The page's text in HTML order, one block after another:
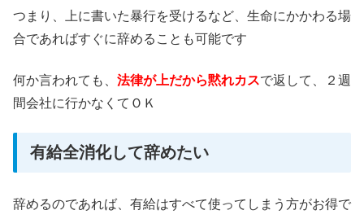
つまり、上に書いた暴行を受けるなど、生命にかかわる場
合であればすぐに辞めることも可能です
何か言われても、 法律が上だから黙れカスで返して、２週
間会社に行かなくてＯＫ
有給全消化して辞めたい
辞めるのであれば、有給はすべて使ってしまう方がお得で